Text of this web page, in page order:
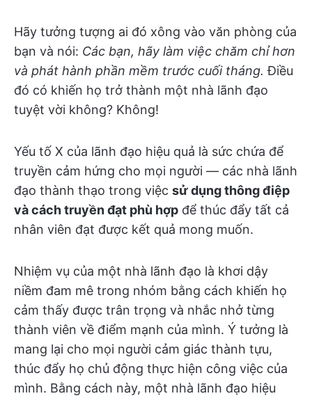
Hãy tưởng tượng ai đó xông vào văn phòng của
bạn và nói: Các bạn, hãy làm việc chăm chỉ hơn
và phát hành phần mềm trước cuối tháng.Điều
đó có khiến họ trở thành một nhà lãnh đạo
tuyệt vời không? Không!
Yếu tố X của lãnh đạo hiệu quả là sức chứa để
truyền cảm hứng cho mọi người — các nhà lãnh
đạo thành thạo trong việc sử dụng thông điệp
và cách truyền đạt phù hợp để thúc đẩy tất cả
nhân viên đạt được kết quả mong muốn.
Nhiệm vụ của một nhà lãnh đạo là khơi dậy
niềm đam mê trong nhóm bằng cách khiến họ
cảm thấy được trân trọng và nhắc nhở từng
thành viên về điểm mạnh của mình. Ý tưởng là
mang lại cho mọi người cảm giác thành tựu,
thúc đẩy họ chủ động thực hiện công việc của
mình. Bằng cách này, một nhà lãnh đạo hiệu